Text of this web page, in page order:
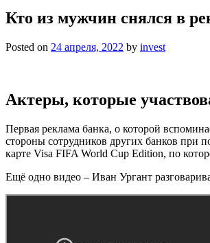
Кто из мужчин снялся в
Posted on 24 апреля, 2022 by invest
Актеры, которые
Первая реклама банка, о которой
стороны сотрудников других банков при
карте Visa FIFA World Cup Edition, по
Ещё одно видео – Иван Ургант